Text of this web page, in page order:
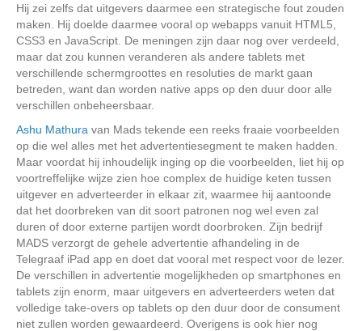
Hij zei zelfs dat uitgevers daarmee een strategische fout zouden
maken. Hij doelde daarmee vooral op webapps vanuit HTML5,
CSS3 en JavaScript. De meningen zijn daar nog over verdeeld,
maar dat zou kunnen veranderen als andere tablets met
verschillende schermgroottes en resoluties de markt gaan
betreden, want dan worden native apps op den duur door alle
verschillen onbeheersbaar.
Ashu Mathura van Mads tekende een reeks fraaie voorbeelden
op die wel alles met het advertentiesegment te maken hadden.
Maar voordat hij inhoudelijk inging op die voorbeelden, liet hij op
voortreffelijke wijze zien hoe complex de huidige keten tussen
uitgever en adverteerder in elkaar zit, waarmee hij aantoonde
dat het doorbreken van dit soort patronen nog wel even zal
duren of door externe partijen wordt doorbroken. Zijn bedrijf
MADS verzorgt de gehele advertentie afhandeling in de
Telegraaf iPad app en doet dat vooral met respect voor de lezer.
De verschillen in advertentie mogelijkheden op smartphones en
tablets zijn enorm, maar uitgevers en adverteerders weten dat
volledige take-overs op tablets op den duur door de consument
niet zullen worden gewaardeerd. Overigens is ook hier nog